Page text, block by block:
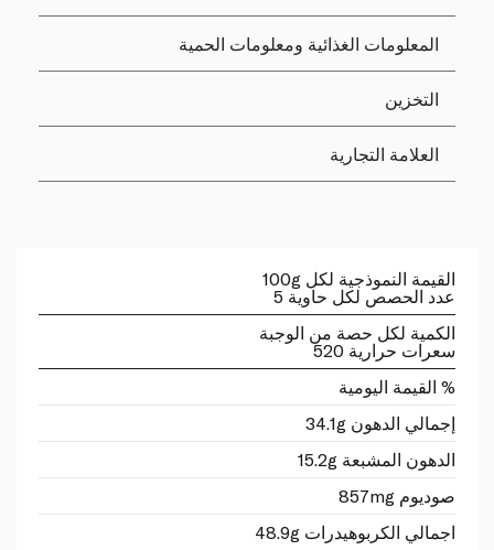
المعلومات الغذائية ومعلومات الحمية
التخزين
العلامة التجارية
القيمة النموذجية لكل 100g
عدد الحصص لكل حاوية 5
الكمية لكل حصة من الوجبة
سعرات حرارية 520
% القيمة اليومية
إجمالي الدهون 34.1g
الدهون المشبعة 15.2g
صوديوم 857mg
اجمالي الكربوهيدرات 48.9g